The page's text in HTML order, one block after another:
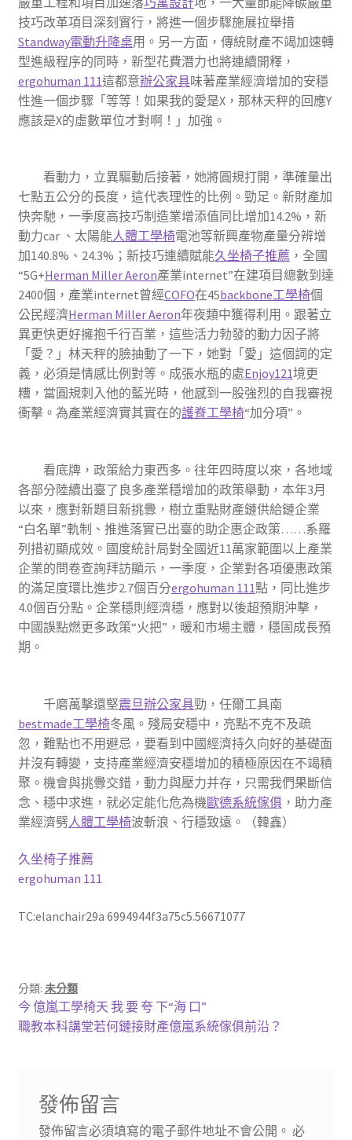
技巧改革項目深刻實行，將進一個步驟施展拉舉措
Standway電動升降桌用。另一方面，傳統財產不竭加速轉
型進級程序的同時，新型花費潛力也將連續開釋，
ergohuman 111這都意辦公家具味著產業經濟增加的安穩
性進一個步驟「等等！如果我的愛是X，那林天秤的回應Y
應該是X的虛數單位才對啊！」加強。
看動力，立異驅動后接著，她將圓規打開，準確量出
七點五公分的長度，這代表理性的比例。勁足。新財產加
快奔馳，一季度高技巧制造業增添值同比增加14.2%，新
動力car 、太陽能人體工學椅電池等新興產物產量分辨增
加140.8%、24.3%；新技巧連續賦能久坐椅子推薦 ，全國
“5G+Herman Miller Aeron產業internet”在建項目總數到達
2400個，產業internet曾經COFO在45backbone工學椅個
公民經濟Herman Miller Aeron年夜類中獲得利用。跟著立
異更快更好擁抱千行百業，這些活力勃發的動力因子將
「愛？」林天秤的臉抽動了一下，她對「愛」這個詞的定
義，必須是情感比例對等。成張水瓶的處Enjoy121境更
糟，當圓規刺入他的藍光時，他感到一股強烈的自我審視
衝擊。為產業經濟實其實在的護脊工學椅“加分項”。
看底牌，政策給力東西多。往年四時度以來，各地域
各部分陸續出臺了良多產業穩增加的政策舉動，本年3月
以來，應對新題目新挑釁，樹立重點財產鏈供給鏈企業
“白名單”軌制、推進落實已出臺的助企惠企政策……系羅
列措初顯成效。國度統計局對全國近11萬家範圍以上產業
企業的問卷查詢拜訪顯示，一季度，企業對各項優惠政策
的滿足度環比進步2.7個百分ergohuman 111點，同比進步
4.0個百分點。企業穩則經濟穩，應對以後超預期沖擊，
中國誤點燃更多政策“火把”，暖和市場主體，穩固成長預
期。
千磨萬擊還堅震旦辦公家具勁，任爾工具南
bestmade工學椅冬風。殘局安穩中，亮點不克不及疏
忽，難點也不用避忌，要看到中國經濟持久向好的基礎面
并沒有轉變，支持產業經濟安穩增加的積極原因在不竭積
聚。機會與挑釁交錯，動力與壓力并存，只需我們果斷信
念、穩中求進，就必定能化危為機歐德系統傢俱，助力產
業經濟劈人體工學椅波斬浪、行穩致遠。（韓鑫）
久坐椅子推薦
ergohuman 111
TC:elanchair29a 6994944f3a75c5.56671077
分類: 未分類
文
章
覽
上
一
今 億嵐工學椅天 我 要 夸 下“海 口”
下
職教本科講堂若何鏈接財產億嵐系統傢俱前沿？
發佈留言
發佈留言必須填寫的電子郵件地址不會公開。 必